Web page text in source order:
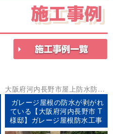
施工事例
大阪府河内長野市屋上防水防水
工事
ガレージ屋根の防水が剥がれ
ている【大阪府河内長野市 T
様邸】ガレージ屋根防水工事